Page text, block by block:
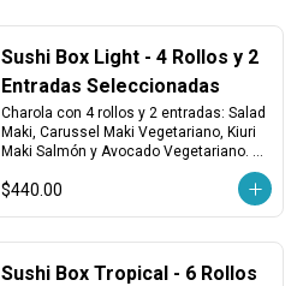
Sushi Box Light - 4 Rollos y 2
Entradas Seleccionadas
Charola con 4 rollos y 2 entradas: Salad
Maki, Carussel Maki Vegetariano, Kiuri
Maki Salmón y Avocado Vegetariano.
aguacate. ¡Ligero, fresco y delicioso!
$440.00
Sushi Box Tropical - 6 Rollos